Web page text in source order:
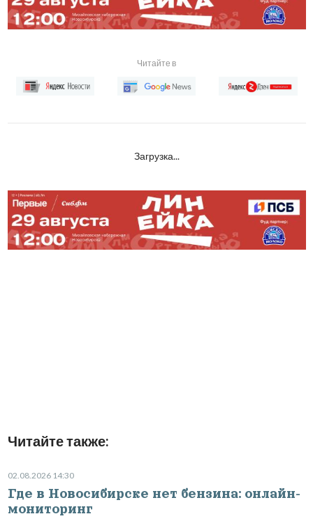
Читайте в
Загрузка...
Читайте также:
02.08.2026 14:30
Где в Новосибирске нет бензина: онлайн-
мониторинг